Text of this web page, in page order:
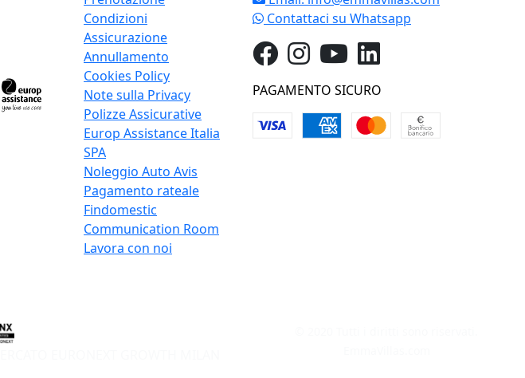
Condizioni
Assicurazione
Annullamento
Cookies Policy
Note sulla Privacy
Polizze Assicurative
Europ Assistance Italia
SPA
Noleggio Auto Avis
Pagamento rateale
Findomestic
Communication Room
Lavora con noi
Contattaci su Whatsapp
PAGAMENTO SICURO